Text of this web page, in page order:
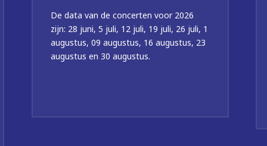
De data van de concerten voor 2026
zijn: 28 juni, 5 juli, 12 juli, 19 juli, 26 juli, 1
augustus, 09 augustus, 16 augustus, 23
augustus en 30 augustus.